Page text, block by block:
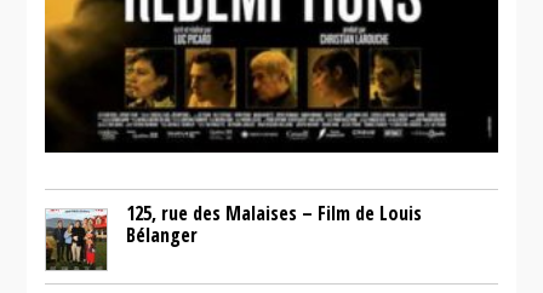
125, rue des Malaises – Film de Louis
Bélanger